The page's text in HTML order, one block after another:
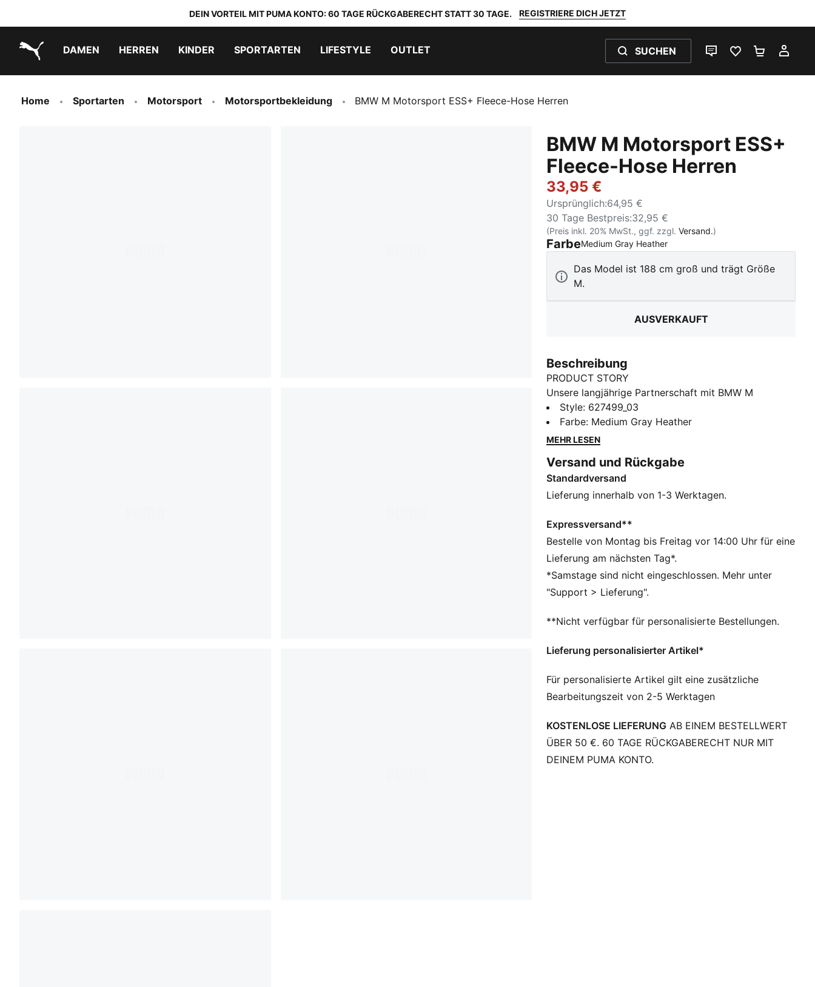
DEIN VORTEIL MIT PUMA KONTO: 60 TAGE RÜCKGABERECHT STATT 30 TAGE. REGISTRIERE DICH JETZT
DAMEN HERREN KINDER SPORTARTEN LIFESTYLE OUTLET SUCHEN
LIVE-CHATFAVORITEN 0
Home Sportarten Motorsport Motorsportbekleidung BMW M Motorsport ESS+ Fleece-Hose Herren
BMW M Motorsport ESS+
Fleece-Hose Herren
33,95 €
Ursprünglich:64,95 €
30 Tage Bestpreis:32,95 €
(Preis inkl. 20% MwSt., ggf. zzgl.Versand.)
FarbeMedium Gray Heather:
Das Model ist 188 cm groß und trägt Größe
M.
AUSVERKAUFT
Beschreibung
PRODUCT STORY
Unsere langjährige Partnerschaft mit BMW M
Motorsport geht mit innovativen, frischen Looks
weiter. Mit dieser bequemen Fleecehose mit dezenten
BMW M Motorsport Branding-Details entspannst du
FEATURES + VORTEILE
Hergestellt aus mindestens 30 % recycelten
Materialien.
Relaxed Fit
280 g/m², Fleece
Paspeltaschen mit farbigen Paspeln
PUMA Branding-Details
BMW M Motorsport Branding-Details
Style: 627499_03
Farbe: Medium Gray Heather
MEHR LESEN
Versand und Rückgabe
Standardversand
Lieferung innerhalb von 1-3 Werktagen.
Expressversand**
Bestelle von Montag bis Freitag vor 14:00 Uhr für eine
Lieferung am nächsten Tag*.
*Samstage sind nicht eingeschlossen. Mehr unter
"Support > Lieferung".
**Nicht verfügbar für personalisierte Bestellungen.
Lieferung personalisierter Artikel*
Für personalisierte Artikel gilt eine zusätzliche
Bearbeitungszeit von 2-5 Werktagen
KOSTENLOSE LIEFERUNG AB EINEM BESTELLWERT
ÜBER 50 €. 60 TAGE RÜCKGABERECHT NUR MIT
DEINEM PUMA KONTO.